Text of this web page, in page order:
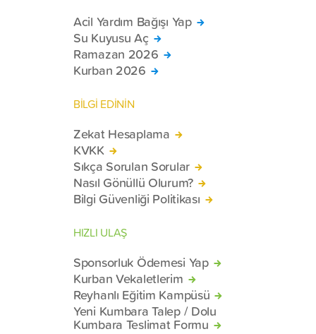
Acil Yardım Bağışı Yap
Su Kuyusu Aç
Ramazan 2026
Kurban 2026
BİLGİ EDİNİN
Zekat Hesaplama
KVKK
Sıkça Sorulan Sorular
Nasıl Gönüllü Olurum?
Bilgi Güvenliği Politikası
HIZLI ULAŞ
Sponsorluk Ödemesi Yap
Kurban Vekaletlerim
Reyhanlı Eğitim Kampüsü
Yeni Kumbara Talep / Dolu
Kumbara Teslimat Formu